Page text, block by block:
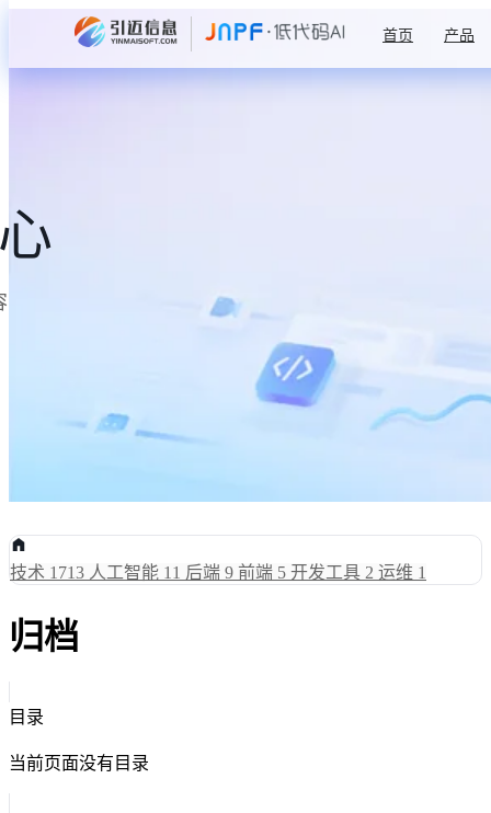
首页 产品
技术 1713 人工智能 11 后端 9 前端 5 开发工具 2 运维 1
归档
目录
当前页面没有目录